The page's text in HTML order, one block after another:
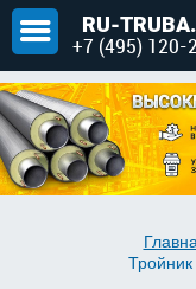
RU-
+7 (495) 120-